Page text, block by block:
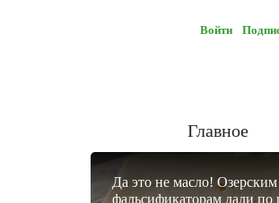
Войти
Главное
Да это не масло! Озерским
фальсификаторам дали по